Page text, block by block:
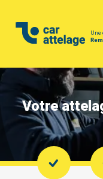
Une
Votre